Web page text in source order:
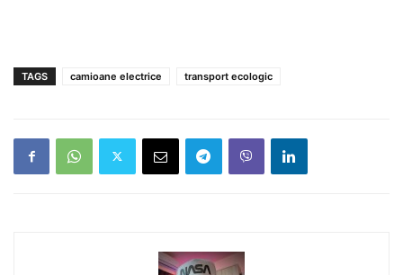
TAGS camioane electrice transport ecologic